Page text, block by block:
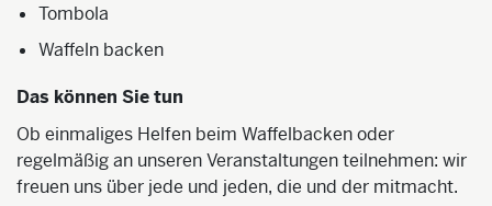
Tombola
Waffeln backen
Das können Sie tun
Ob einmaliges Helfen beim Waffelbacken oder
regelmäßig an unseren Veranstaltungen teilnehmen: wir
freuen uns über jede und jeden, die und der mitmacht.